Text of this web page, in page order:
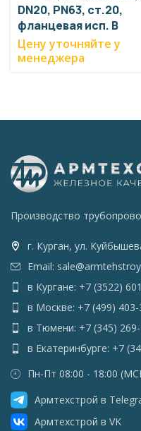
DN20, PN63, ст.20,
фланцевая исп. В
Цену уточняйте у
менеджера
Производство
г. Курган, ул.
Email:
в Кургане: +7 (3522)
в Москве: +7 (499) 403-
в Тюмени: +7 (345)
в Екатеринбурге: +7
Пн-Пт 08:00 - 18:00
Армтехстрой в
Армтехстрой в VK